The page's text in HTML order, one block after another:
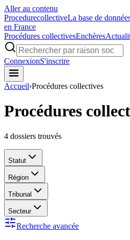
Aller au contenu
ProcedurecollectiveLa base de
en France
Procédures collectivesEnchères
ConnexionS'inscrire
Accueil›Procédures collectives
Procédures
4 dossiers trouvés
Statut
Région
Tribunal
Secteur
Recherche avancée